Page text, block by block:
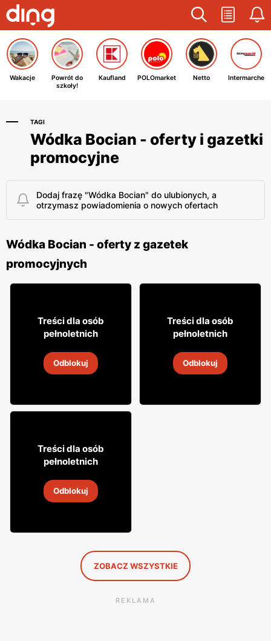
Wakacje
Powrót do
szkoły!
Kaufland POLOmarket Netto Intermarche
TAGI
Wódka Bocian - oferty i gazetki
promocyjne
Dodaj frazę "Wódka Bocian" do ulubionych, a
otrzymasz powiadomienia o nowych ofertach
Wódka Bocian - oferty z gazetek
promocyjnych
3475
31 sie 2026
Treści dla osób
pełnoletnich
Odblokuj
2559
31 sie 2026
Treści dla osób
pełnoletnich
Odblokuj
4299
19 sie 2026
Treści dla osób
pełnoletnich
Odblokuj
ZOBACZ WSZYSTKIE
REKLAMA